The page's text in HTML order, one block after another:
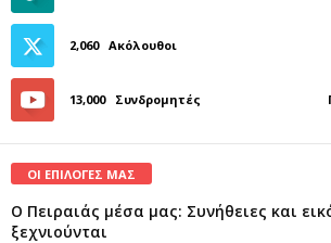
2,060 Ακόλουθοι
13,000 Συνδρομητές
ΟΙ ΕΠΙΛΟΓΕΣ ΜΑΣ
Ο Πειραιάς μέσα μας: Συνήθειες και
ξεχνιούνται